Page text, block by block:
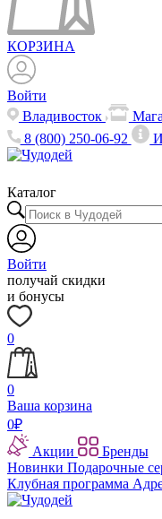
КОРЗИНА
Войти
Владивосток
8 (800) 250-06-92
Каталог
Войти
получай скидки
и бонусы
0
0
Ваша корзина
0₽
Акции
Бренды
Новинки Подарочные
Клубная программа